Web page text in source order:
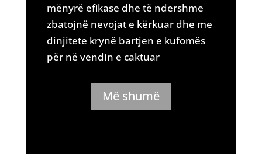
mënyrë efikase dhe të ndershme
zbatojnë nevojat e kërkuar dhe me
dinjitete krynë bartjen e kufomës
për në vendin e caktuar
Më shumë